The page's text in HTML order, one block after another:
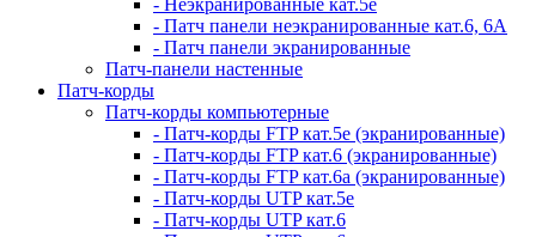
- Неэкранированные кат.5е
- Патч панели неэкранированные кат.6, 6А
- Патч панели экранированные
Патч-панели настенные
Патч-корды
Патч-корды компьютерные
- Патч-корды FTP кат.5е (экранированные)
- Патч-корды FTP кат.6 (экранированные)
- Патч-корды FTP кат.6а (экранированные)
- Патч-корды UTP кат.5е
- Патч-корды UTP кат.6